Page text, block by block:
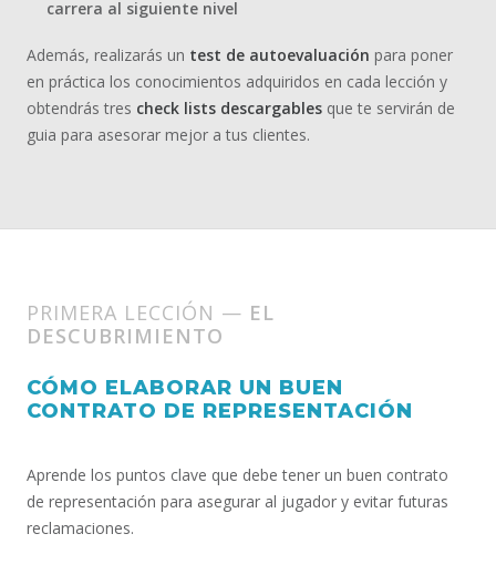
carrera al siguiente nivel
Además, realizarás un test de autoevaluación para poner
en práctica los conocimientos adquiridos en cada lección y
obtendrás tres check lists descargables que te servirán de
guia para asesorar mejor a tus clientes.
PRIMERA LECCIÓN — EL
DESCUBRIMIENTO
CÓMO ELABORAR UN BUEN
CONTRATO DE REPRESENTACIÓN
Aprende los puntos clave que debe tener un buen contrato
de representación para asegurar al jugador y evitar futuras
reclamaciones.